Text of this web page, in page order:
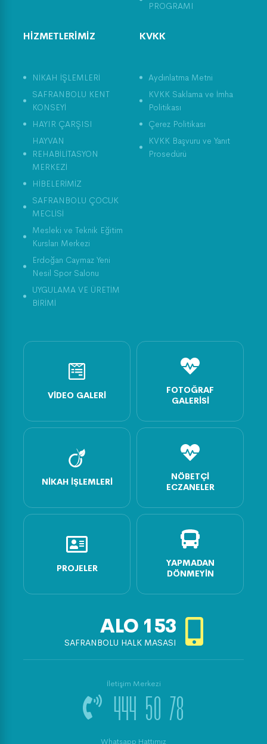
PROGRAMI
HİZMETLERİMİZ
NİKAH İŞLEMLERİ
SAFRANBOLU KENT
KONSEYİ
HAYIR ÇARŞISI
HAYVAN
REHABİLİTASYON
MERKEZİ
HİBELERİMİZ
SAFRANBOLU ÇOCUK
MECLİSİ
Mesleki ve Teknik Eğitim
Kursları Merkezi
Erdoğan Caymaz Yeni
Nesil Spor Salonu
UYGULAMA VE ÜRETİM
BİRİMİ
KVKK
Aydınlatma Metni
KVKK Saklama ve İmha
Politikası
Çerez Politikası
KVKK Başvuru ve Yanıt
Prosedürü
VIDEO GALERI
FOTOĞRAF
GALERISI
NIKAH İŞLEMLERI
NÖBETÇI
ECZANELER
PROJELER
YAPMADAN
DÖNMEYIN
ALO 153
SAFRANBOLU HALK MASASI
İletişim Merkezi
444 50 78
Whatsapp Hattımız